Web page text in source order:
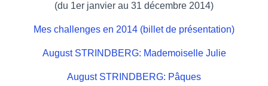
(du 1er janvier au 31 décembre 2014)
Mes challenges en 2014 (billet de présentation)
August STRINDBERG: Mademoiselle Julie
August STRINDBERG: Pâques